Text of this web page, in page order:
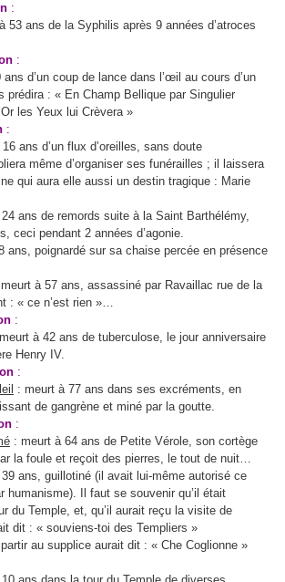
:
53 ans de la Syphilis après 9 années d’atroces
:
d’un coup de lance dans l’œil au cours d’un
prédira : « En Champ Bellique par Singulier
les Yeux lui Crèvera »
:
ans d’un flux d’oreilles, sans doute
même d’organiser ses funérailles ; il laissera
qui aura elle aussi un destin tragique : Marie
ans de remords suite à la Saint Barthélémy,
ceci pendant 2 années d’agonie.
ans, poignardé sur sa chaise percée en présence
à 57 ans, assassiné par Ravaillac rue de la
: « ce n’est rien »…
:
à 42 ans de tuberculose, le jour anniversaire
Henry IV.
:
: meurt à 77 ans dans ses excréments, en
de gangrène et miné par la goutte.
:
: meurt à 64 ans de Petite Vérole, son cortège
la foule et reçoit des pierres, le tout de nuit…
ans, guillotiné (il avait lui-même autorisé ce
humanisme). Il faut se souvenir qu’il était
du Temple, et, qu’il aurait reçu la visite de
dit : « souviens-toi des Templiers »
au supplice aurait dit : « Che Coglionne »